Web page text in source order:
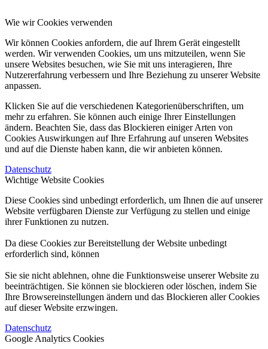
Wie wir Cookies verwenden
Wir können Cookies anfordern, die auf Ihrem Gerät eingestellt
werden. Wir verwenden Cookies, um uns mitzuteilen, wenn Sie
unsere Websites besuchen, wie Sie mit uns interagieren, Ihre
Nutzererfahrung verbessern und Ihre Beziehung zu unserer Website
anpassen.
Klicken Sie auf die verschiedenen Kategorienüberschriften, um
mehr zu erfahren. Sie können auch einige Ihrer Einstellungen
ändern. Beachten Sie, dass das Blockieren einiger Arten von
Cookies Auswirkungen auf Ihre Erfahrung auf unseren Websites
und auf die Dienste haben kann, die wir anbieten können.
Datenschutz
Wichtige Website Cookies
Diese Cookies sind unbedingt erforderlich, um Ihnen die auf unserer
Website verfügbaren Dienste zur Verfügung zu stellen und einige
ihrer Funktionen zu nutzen.
Da diese Cookies zur Bereitstellung der Website unbedingt
erforderlich sind, können
Sie sie nicht ablehnen, ohne die Funktionsweise unserer Website zu
beeinträchtigen. Sie können sie blockieren oder löschen, indem Sie
Ihre Browsereinstellungen ändern und das Blockieren aller Cookies
auf dieser Website erzwingen.
Datenschutz
Google Analytics Cookies